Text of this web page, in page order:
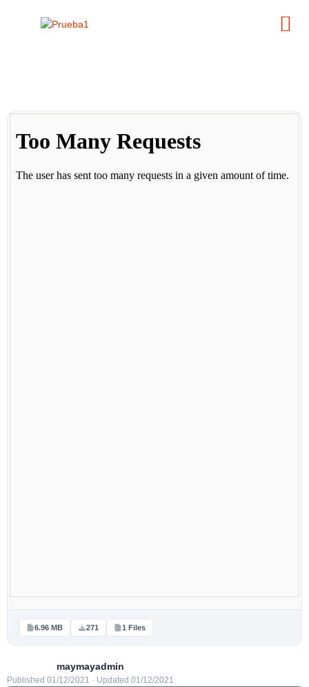
6.96 MB 271 1 Files
maymayadmin
Published 01/12/2021 · Updated 01/12/2021